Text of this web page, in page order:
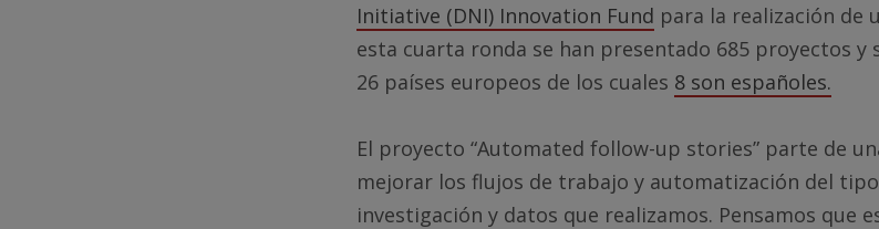
Initiative (DNI) Innovation Fund para la realización de
esta cuarta ronda se han presentado 685 proyectos y
26 países europeos de los cuales 8 son españoles.
El proyecto “Automated follow-up stories” parte de
mejorar los flujos de trabajo y automatización del
investigación y datos que realizamos. Pensamos que